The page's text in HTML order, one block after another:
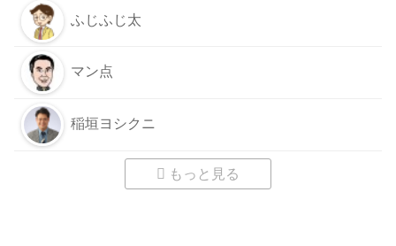
ふじふじ太
マン点
稲垣ヨシクニ
もっと見る